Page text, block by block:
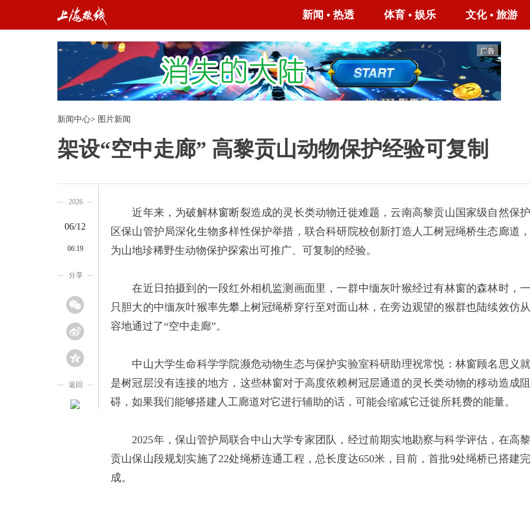
新闻 • 热透 体育 • 娱乐 文化• 旅游
新闻中心> 图片新闻
架设“空中走廊” 高黎贡山动物保护经验可复制
2026
06/12
06:19
分享
返回
近年来，为破解林窗断裂造成的灵长类动物迁徙难题，云南高黎贡山国家级自然保护
区保山管护局深化生物多样性保护举措，联合科研院校创新打造人工树冠绳桥生态廊道，
为山地珍稀野生动物保护探索出可推广、可复制的经验。
在近日拍摄到的一段红外相机监测画面里，一群中缅灰叶猴经过有林窗的森林时，一
只胆大的中缅灰叶猴率先攀上树冠绳桥穿行至对面山林，在旁边观望的猴群也陆续效仿从
容地通过了“空中走廊”。
中山大学生命科学学院濒危动物生态与保护实验室科研助理祝常悦：林窗顾名思义就
是树冠层没有连接的地方，这些林窗对于高度依赖树冠层通道的灵长类动物的移动造成阻
碍，如果我们能够搭建人工廊道对它进行辅助的话，可能会缩减它迁徙所耗费的能量。
2025年，保山管护局联合中山大学专家团队，经过前期实地勘察与科学评估，在高黎
贡山保山段规划实施了22处绳桥连通工程，总长度达650米，目前，首批9处绳桥已搭建完
成。